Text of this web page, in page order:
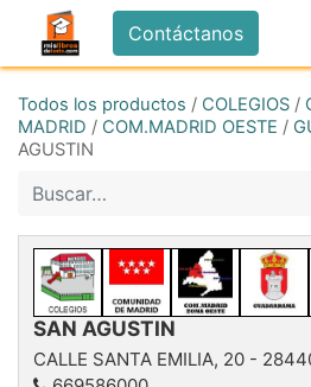
Contáctanos
Todos los productos / COLEGIOS /
MADRID / COM.MADRID OESTE /
AGUSTIN
SAN AGUSTIN
CALLE SANTA EMILIA, 20 -